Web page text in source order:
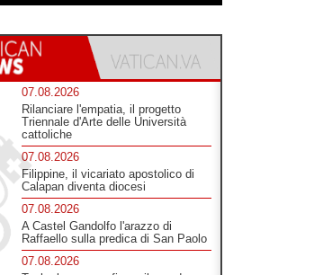
07.08.2026
Rilanciare l'empatia, il progetto
Triennale d'Arte delle Università
cattoliche
07.08.2026
Filippine, il vicariato apostolico di
Calapan diventa diocesi
07.08.2026
A Castel Gandolfo l'arazzo di
Raffaello sulla predica di San Paolo
07.08.2026